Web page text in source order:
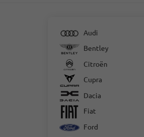
Audi
Bentley
Citroën
Cupra
Dacia
Fiat
Ford